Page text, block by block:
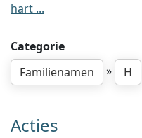
hart ...
Categorie
Familienamen
» H
Acties